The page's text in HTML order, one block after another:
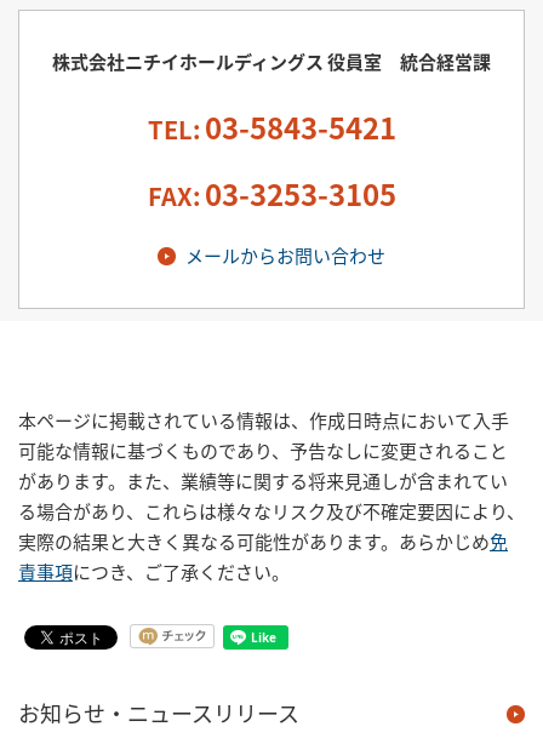
株式会社ニチイホールディングス 役員室 統合経営課
TEL: 03-5843-5421
FAX: 03-3253-3105
メールからお問い合わせ
本ページに掲載されている情報は、作成日時点において入手
可能な情報に基づくものであり、予告なしに変更されること
があります。また、業績等に関する将来見通しが含まれてい
る場合があり、これらは様々なリスク及び不確定要因により、
実際の結果と大きく異なる可能性があります。あらかじめ免
責事項につき、ご了承ください。
お知らせ・ニュースリリース